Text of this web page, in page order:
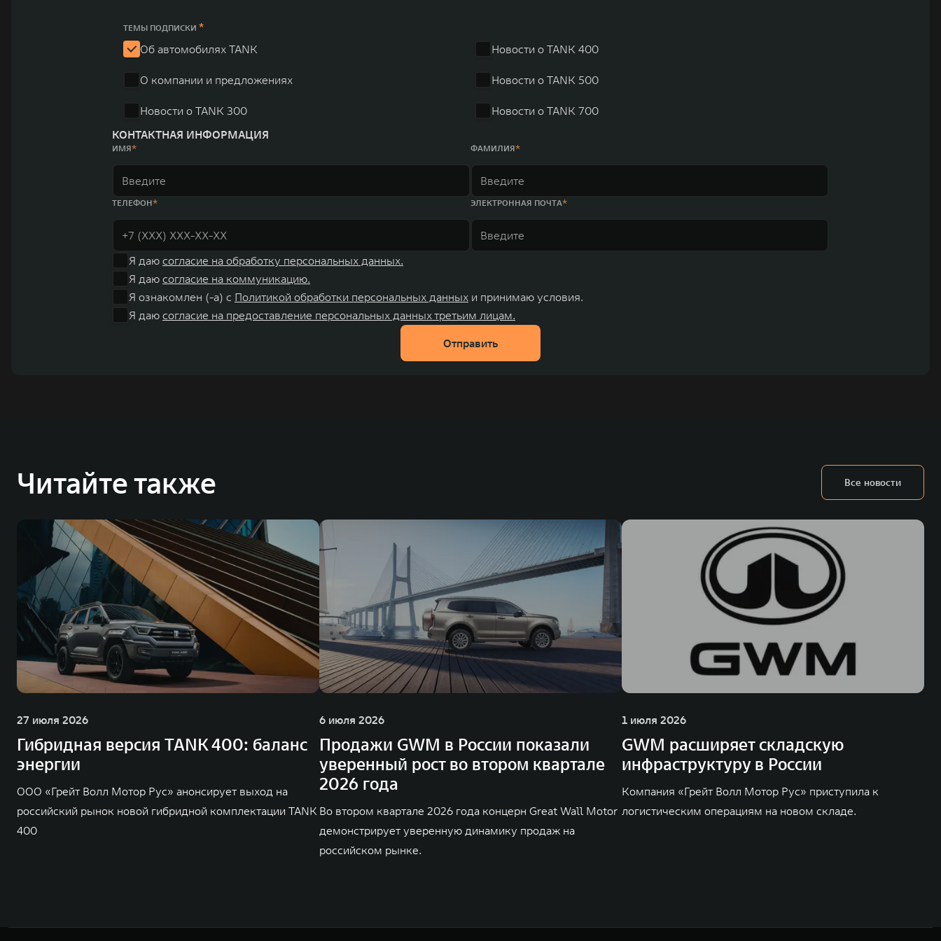
ТЕМЫ ПОДПИСКИ *
Об автомобилях TANK
О компании и предложениях
Новости о TANK 300
Новости о TANK 400
Новости о TANK 500
Новости о TANK 700
КОНТАКТНАЯ ИНФОРМАЦИЯ
ИМЯ ФАМИЛИЯ
ТЕЛЕФОН ЭЛЕКТРОННАЯ ПОЧТА
Я даю согласие на обработку персональных данных.
Я даю согласие на коммуникацию.
Я ознакомлен (-а) с Политикой обработки персональных данных и принимаю условия.
Я даю согласие на предоставление персональных данных третьим лицам.
Отправить
Читайте также Все новости
27 июля 2026
Гибридная версия TANK 400: баланс
энергии
ООО «Грейт Волл Мотор Рус» анонсирует выход на
российский рынок новой гибридной комплектации TANK
400
6 июля 2026
Продажи GWM в России показали
уверенный рост во втором квартале
2026 года
Во втором квартале 2026 года концерн Great Wall Motor
демонстрирует уверенную динамику продаж на
российском рынке.
1 июля 2026
GWM расширяет складскую
инфраструктуру в России
Компания «Грейт Волл Мотор Рус» приступила к
логистическим операциям на новом складе.